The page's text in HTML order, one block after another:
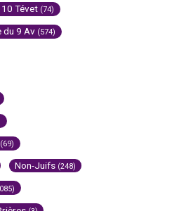
Tévet (74)
du 9 Av (574)
(69)
Non-Juifs (248)